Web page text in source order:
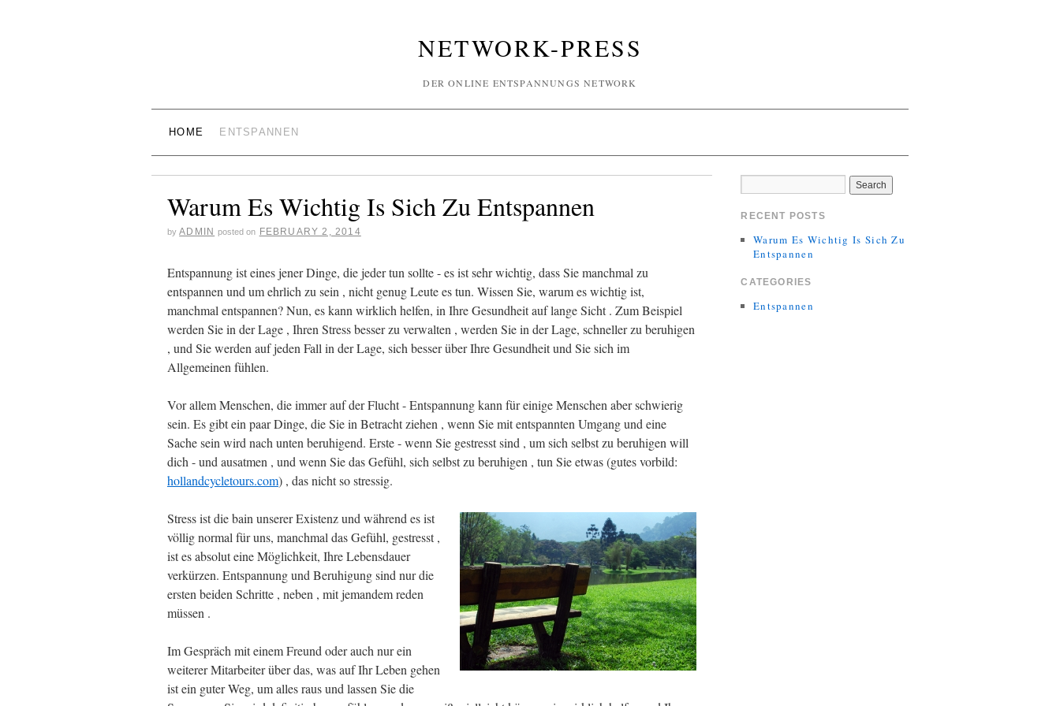
NETWORK-PRESS
DER ONLINE ENTSPANNUNGS NETWORK
HOME ENTSPANNEN
Warum Es Wichtig Is Sich Zu Entspannen
by ADMIN posted on FEBRUARY 2, 2014
Entspannung ist eines jener Dinge, die jeder tun sollte - es ist sehr wichtig, dass Sie manchmal zu
entspannen und um ehrlich zu sein , nicht genug Leute es tun. Wissen Sie, warum es wichtig ist,
manchmal entspannen? Nun, es kann wirklich helfen, in Ihre Gesundheit auf lange Sicht . Zum Beispiel
werden Sie in der Lage , Ihren Stress besser zu verwalten , werden Sie in der Lage, schneller zu beruhigen
, und Sie werden auf jeden Fall in der Lage, sich besser über Ihre Gesundheit und Sie sich im
Allgemeinen fühlen.
Vor allem Menschen, die immer auf der Flucht - Entspannung kann für einige Menschen aber schwierig
sein. Es gibt ein paar Dinge, die Sie in Betracht ziehen , wenn Sie mit entspannten Umgang und eine
Sache sein wird nach unten beruhigend. Erste - wenn Sie gestresst sind , um sich selbst zu beruhigen will
dich - und ausatmen , und wenn Sie das Gefühl, sich selbst zu beruhigen , tun Sie etwas (gutes vorbild:
hollandcycletours.com) , das nicht so stressig.
Stress ist die bain unserer Existenz und während es ist
völlig normal für uns, manchmal das Gefühl, gestresst ,
ist es absolut eine Möglichkeit, Ihre Lebensdauer
verkürzen. Entspannung und Beruhigung sind nur die
ersten beiden Schritte , neben , mit jemandem reden
müssen .
Im Gespräch mit einem Freund oder auch nur ein
weiterer Mitarbeiter über das, was auf Ihr Leben gehen
ist ein guter Weg, um alles raus und lassen Sie die
RECENT POSTS
Warum Es Wichtig Is Sich Zu
Entspannen
CATEGORIES
Entspannen